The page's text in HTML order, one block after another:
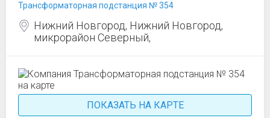
Трансформаторная подстанция № 354
Нижний Новгород, Нижний Новгород,
микрорайон Северный,
ПОКАЗАТЬ НА КАРТЕ